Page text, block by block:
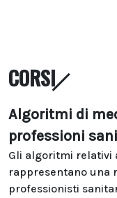
CORSI
Algoritmi di
professioni
Gli algoritmi relativi
rappresentano una
professionisti